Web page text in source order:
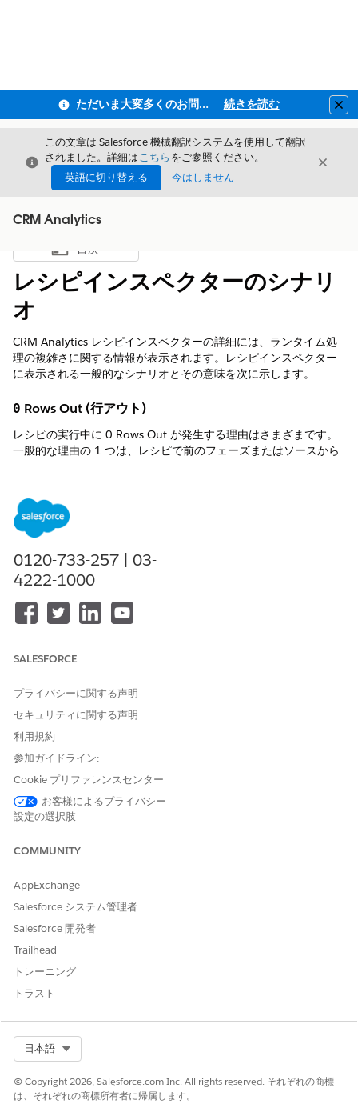
ただいま大変多くのお問い合わせをいただいており、ご連絡までにお時間を頂戴しております 続きを読む
閉じる
この文章は Salesforce 機械翻訳システムを使用して翻訳
されました。詳細はこちら をご参照ください。
英語に切り替える
今はしません
閉じる
CRM Analytics
目次を表示
目次
レシピインスペクターのシナリ
オ
CRM Analytics レシピインスペクターの詳細には、ランタイム処
理の複雑さに関する情報が表示されます。レシピインスペクター
に表示される一般的なシナリオとその意味を次に示します。
0 Rows Out (行アウト)
レシピの実行中に 0 Rows Out が発生する理由はさまざまです。
一般的な理由の 1 つは、レシピで前のフェーズまたはソースから
行するには、次の「所定の」変換が必要です。
フェーズ名の値には、1 つのノード名またはノード名のカンマ区
化のために一緒に実行されたレシピノードを表します。
タプレップ作業を表します。これらは個別に実行され、時間コス
トを関連付けることができます。
キャッシュされた読み取り
入力データセットがステージングされたデータセットの場合、レ
シピの実行では 1 つのデータセット全体の参照が 1 行として処理
されます。ステージングされたデータセットをキャッシュする
0120-733-257 | 03-
4222-1000
SALESFORCE
プライバシーに関する声明
セキュリティに関する声明
利用規約
参加ガイドライン:
Cookie プリファレンスセンター
お客様によるプライバシー
設定の選択肢
COMMUNITY
AppExchange
Salesforce システム管理者
Salesforce 開発者
Trailhead
トレーニング
トラスト
日本語
© Copyright 2026, Salesforce.com Inc. All rights reserved. それぞれの商標
は、それぞれの商標所有者に帰属します。